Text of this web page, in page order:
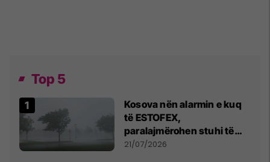
Top 5
Kosova nën alarmin e kuq
të ESTOFEX,
paralajmërohen stuhi të
fuqishme me breshër dhe
21/07/2026